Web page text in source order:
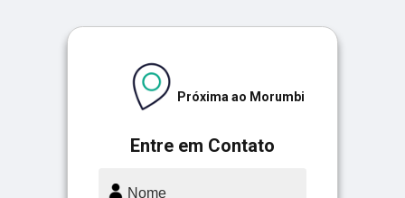
Entre em Contato
Próxima ao Morumbi